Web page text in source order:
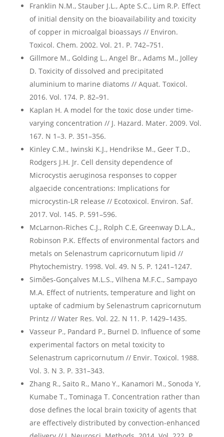
Franklin N.M., Stauber J.L., Apte S.C., Lim R.P. Effect
of initial density on the bioavailability and toxicity
of copper in microalgal bioassays // Environ.
Toxicol. Chem. 2002. Vol. 21. P. 742–751.
Gillmore M., Golding L., Angel Br., Adams M., Jolley
D. Toxicity of dissolved and precipitated
aluminium to marine diatoms // Aquat. Toxicol.
2016. Vol. 174. P. 82–91.
Kaplan H. A model for the toxic dose under time-
varying concentration // J. Hazard. Mater. 2009. Vol.
167. N 1–3. P. 351–356.
Kinley C.M., Iwinski K.J., Hendrikse M., Geer T.D.,
Rodgers J.H. Jr. Cell density dependence of
Microcystis aeruginosa responses to copper
algaecide concentrations: Implications for
microcystin-LR release // Ecotoxicol. Environ. Saf.
2017. Vol. 145. P. 591–596.
McLarnon-Riches C.J., Rolph C.E, Greenway D.L.A.,
Robinson P.K. Effects of environmental factors and
metals on Selenastrum capricornutum lipid //
Phytochemistry. 1998. Vol. 49. N 5. P. 1241–1247.
Simões-Gonçalves M.L.S., Vilhena M.F.C., Sampayo
M.A. Effect of nutrients, temperature and light on
uptake of cadmium by Selenastrum capricornutum
Printz // Water Res. Vol. 22. N 11. P. 1429–1435.
Vasseur P., Pandard P., Burnel D. Influence of some
experimental factors on metal toxicity to
Selenastrum capricornutum // Envir. Toxicol. 1988.
Vol. 3. N 3. P. 331–343.
Zhang R., Saito R., Mano Y., Kanamori M., Sonoda Y,
Kumabe T., Tominaga T. Concentration rather than
dose defines the local brain toxicity of agents that
are effectively distributed by convection-enhanced